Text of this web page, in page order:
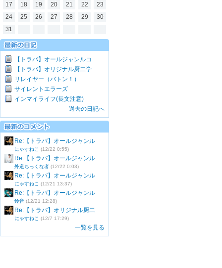
17
18 19 20 21 22
23
24
25 26 27 28 29
30
31
【トラバ】オールジャンルコ
【トラバ】オリジナル厨二学
リレイヤー（バトン！）
サイレントエラーズ
インマイライフ(長文注意)
過去の日記へ
Re:【トラバ】オールジャンル
にゃすねこ (12/22 0:55)
Re:【トラバ】オールジャンル
外道ちっくな者 (12/22 0:03)
Re:【トラバ】オールジャンル
にゃすねこ (12/21 13:37)
Re:【トラバ】オールジャンル
鈴音 (12/21 12:28)
Re:【トラバ】オリジナル厨二
にゃすねこ (12/7 17:29)
一覧を見る